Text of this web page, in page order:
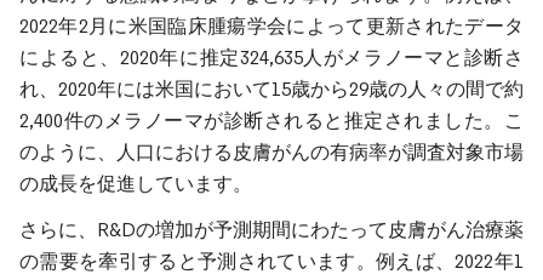
2022年2月に米国臨床腫瘍学会によって更新されたデータ
によると、2020年に推定324,635人がメラノーマと診断さ
れ、2020年には米国において15歳から29歳の人々の間で約
2,400件のメラノーマが診断されると推定されました。こ
のように、人口における皮膚がんの有病率が調査対象市場
の成長を促進しています。
さらに、R&Dの増加が予測期間にわたって皮膚がん治療薬
の需要を牽引すると予測されています。例えば、2022年1